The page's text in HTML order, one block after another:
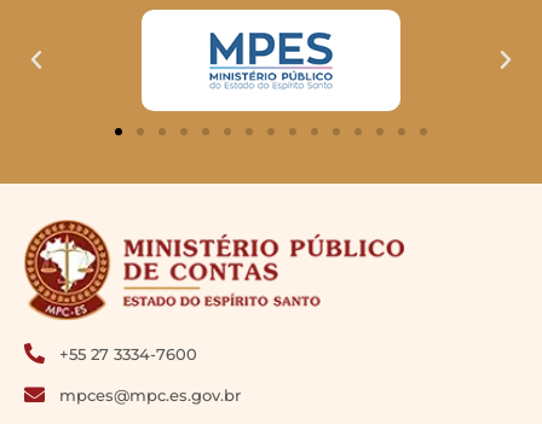
+55 27 3334-7600
mpces@mpc.es.gov.br